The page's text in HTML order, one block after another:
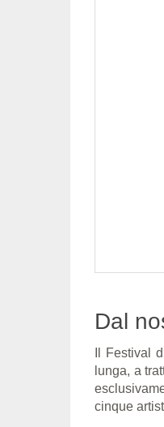
Dal
Il Festival
lunga, a
cinque